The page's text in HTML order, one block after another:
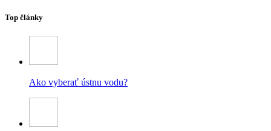
Top články
Ako vyberať ústnu vodu?